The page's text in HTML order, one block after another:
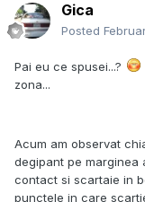
Gica
Posted
Pai eu ce spusei...?
zona...
Acum am observat
degipant pe marginea
contact si scartaie in
punctele in care